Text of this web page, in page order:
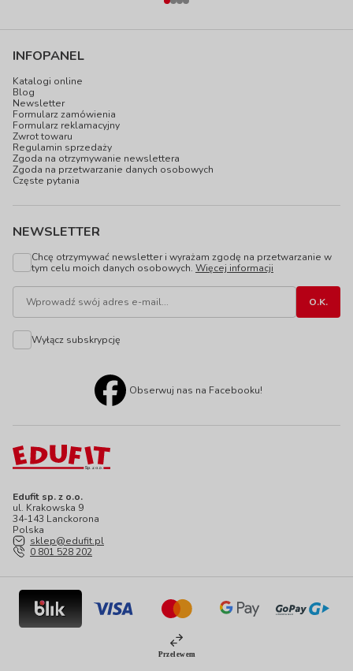
Edufit sp. z o.o.
ul. Krakowska 9
34-143 Lanckorona
Polska
sklep@edufit.pl
0 801 528 202
INFOPANEL
Katalogi online
Blog
Newsletter
Formularz zamówienia
Formularz reklamacyjny
Zwrot towaru
Regulamin sprzedaży
Zgoda na otrzymywanie newslettera
Zgoda na przetwarzanie danych osobowych
Częste pytania
NEWSLETTER
Chcę otrzymywać newsletter i wyrażam zgodę na przetwarzanie w
tym celu moich danych osobowych. Więcej informacji
Wyłącz subskrypcję
Obserwuj nas na Facebooku!